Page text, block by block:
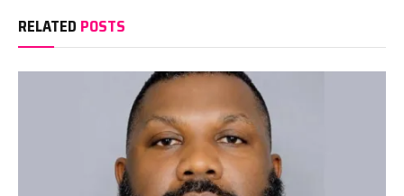
RELATED POSTS